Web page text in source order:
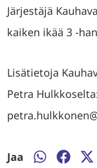
Järjestäjä
kaiken ikää 3 -
Lisätietoja
Petra
Jaa
Jaa
Jaa
Jaa